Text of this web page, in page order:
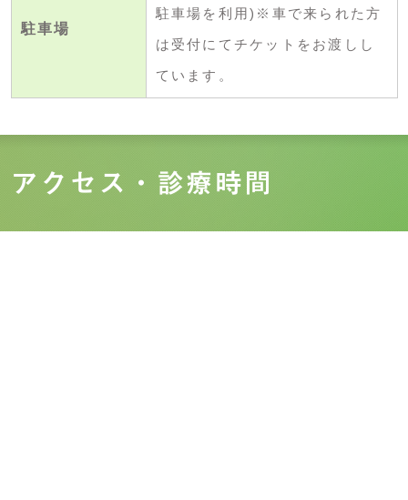
駐車場
駐車場を利用)※車で来られた方
は受付にてチケットをお渡しし
ています。
アクセス・診療時間